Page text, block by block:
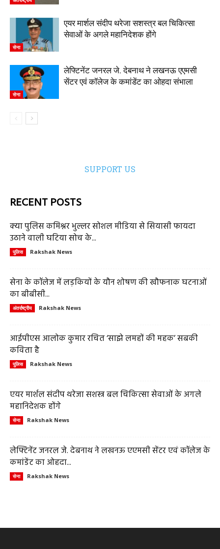
सेना
एयर मार्शल संदीप थरेजा सशस्त्र बल चिकित्सा
सेवाओं के अगले महानिदेशक होंगे
सेना
लेफ्टिनेंट जनरल जे. देबनाथ ने लखनऊ एएमसी
सेंटर एवं कॉलेज के कमांडेंट का ओहदा संभाला
SUPPORT US
RECENT POSTS
क्या पुलिस कमिश्नर भुल्लर सोशल मीडिया से सियासी फायदा
उठाने वाली घटिया सोच के...
पुलिस Rakshak News
सेना के कॉलेज में लड़कियों के यौन शोषण की खौफनाक घटनाओं
का बीबीसी...
अंतर्राष्ट्रीय Rakshak News
आईपीएस आलोक कुमार रचित ‘साझे लमहों की महक’ सबकी
कविता है
पुलिस Rakshak News
एयर मार्शल संदीप थरेजा सशस्त्र बल चिकित्सा सेवाओं के अगले
महानिदेशक होंगे
सेना Rakshak News
लेफ्टिनेंट जनरल जे. देबनाथ ने लखनऊ एएमसी सेंटर एवं कॉलेज के
कमांडेंट का ओहदा...
सेना Rakshak News